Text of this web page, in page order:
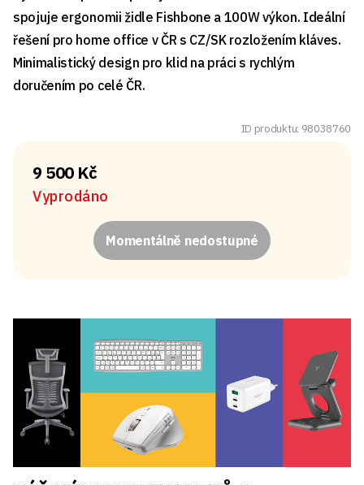
spojuje ergonomii židle Fishbone a 100W výkon. Ideální
řešení pro home office v ČR s CZ/SK rozložením kláves.
Minimalistický design pro klid na práci s rychlým
doručením po celé ČR.
ID produktu: 98038760
9 500 Kč
Vyprodáno
Momentálně nedostupné